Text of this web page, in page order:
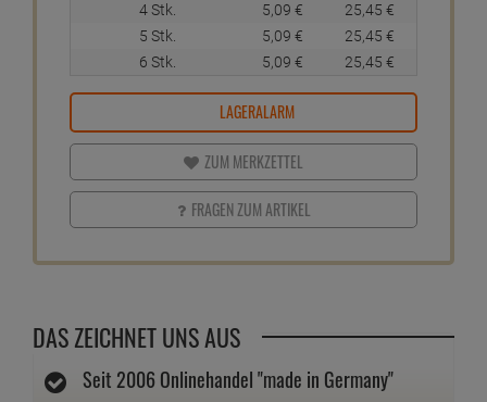
4 Stk.
5,09 € 25,45 €
5 Stk.
5,09 € 25,45 €
6 Stk.
5,09 € 25,45 €
LAGERALARM
ZUM MERKZETTEL
FRAGEN ZUM ARTIKEL
DAS ZEICHNET UNS AUS
Seit 2006 Onlinehandel "made in Germany"